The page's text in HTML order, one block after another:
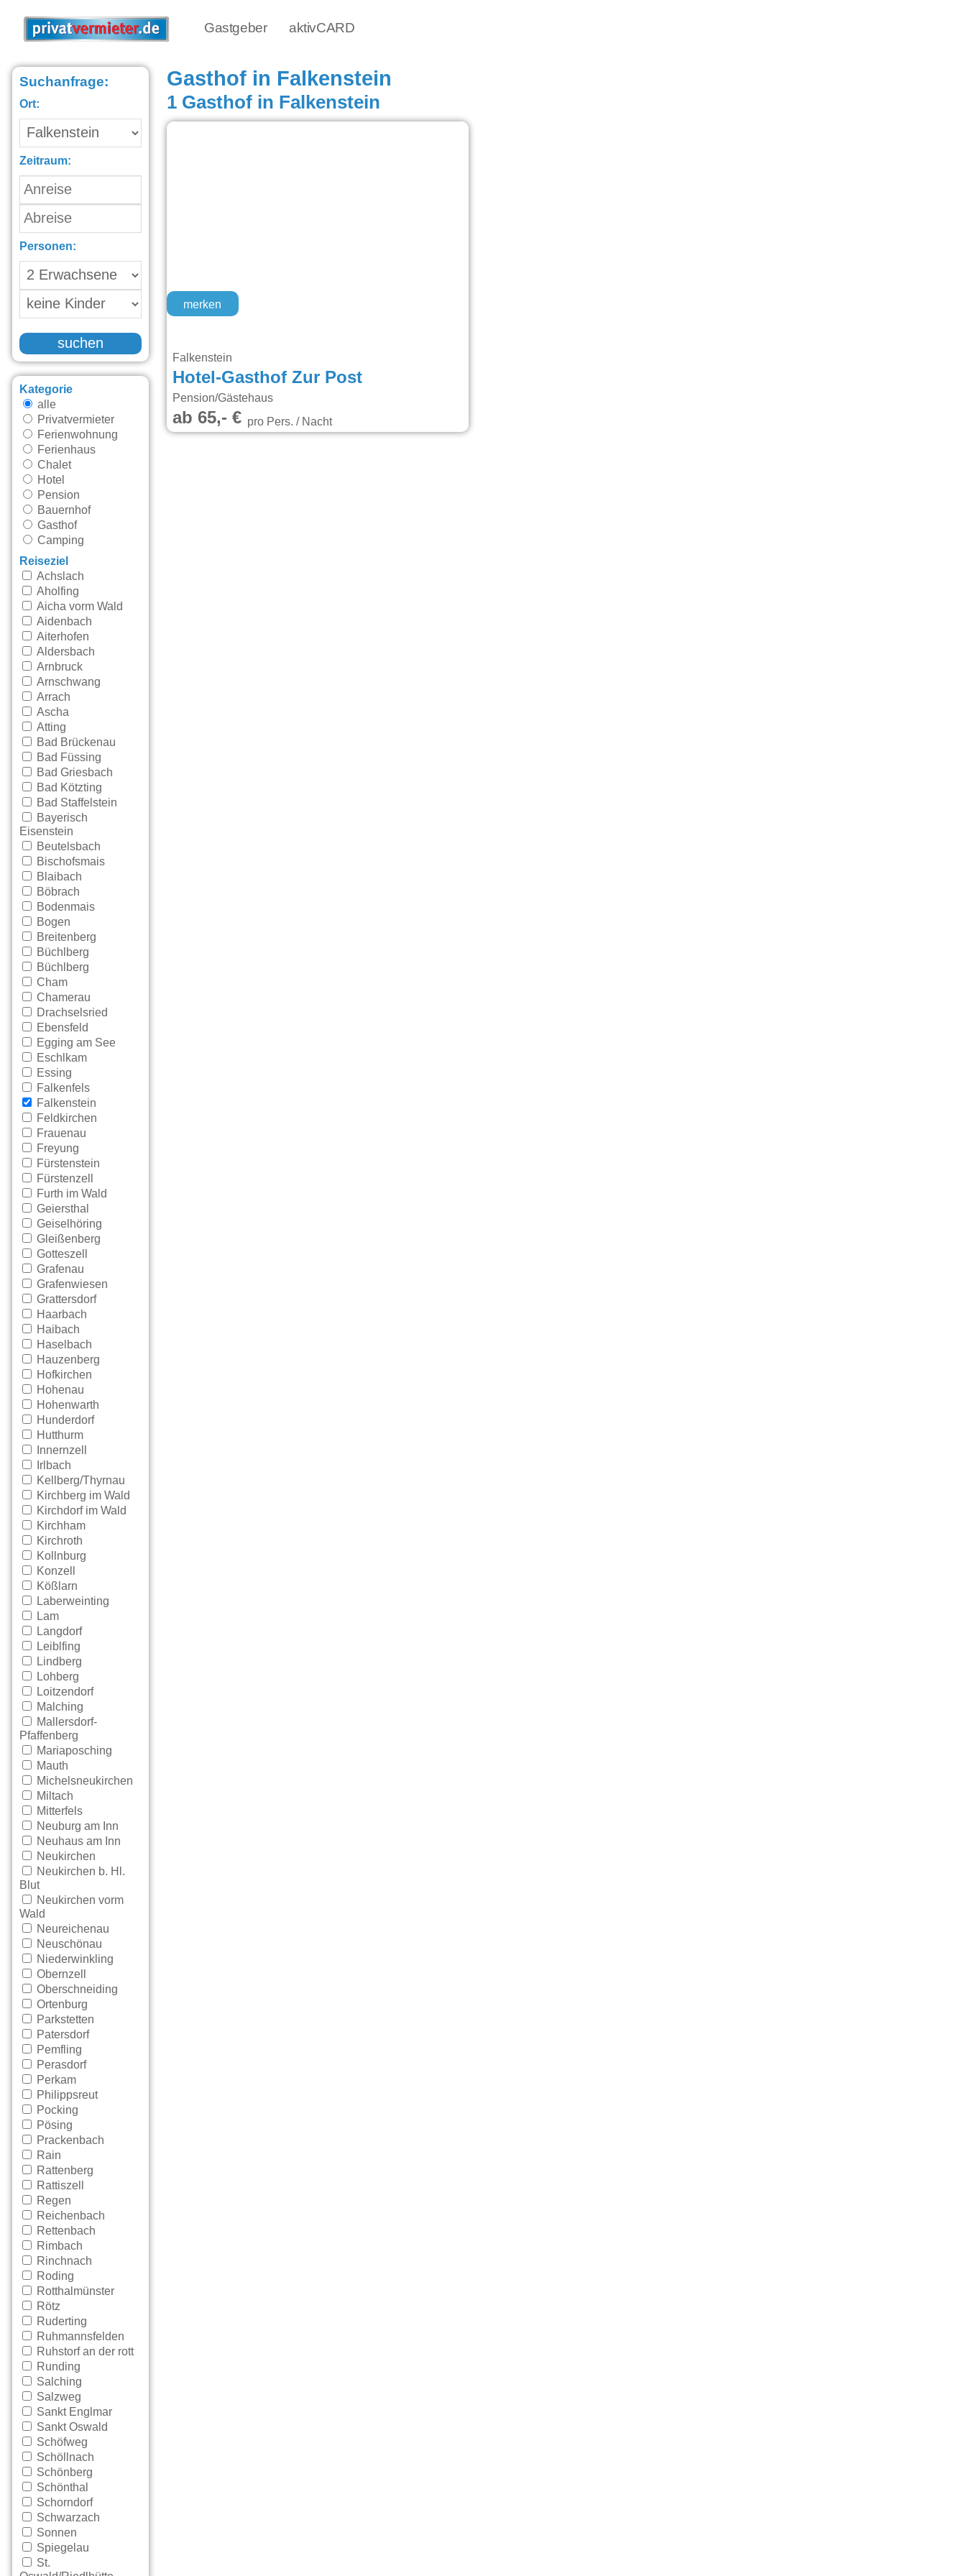
Gastgeber aktivCARD
Suchanfrage:
Ort:
Zeitraum:
Personen:
suchen
Kategorie
alle
Privatvermieter
Ferienwohnung
Ferienhaus
Chalet
Hotel
Pension
Bauernhof
Gasthof
Camping
Reiseziel
Achslach
Aholfing
Aicha vorm Wald
Aidenbach
Aiterhofen
Aldersbach
Arnbruck
Arnschwang
Arrach
Ascha
Atting
Bad Brückenau
Bad Füssing
Bad Griesbach
Bad Kötzting
Bad Staffelstein
Bayerisch
Eisenstein
Beutelsbach
Bischofsmais
Blaibach
Böbrach
Bodenmais
Bogen
Breitenberg
Büchlberg
Büchlberg
Cham
Chamerau
Drachselsried
Ebensfeld
Egging am See
Eschlkam
Essing
Falkenfels
Falkenstein
Feldkirchen
Frauenau
Freyung
Fürstenstein
Fürstenzell
Furth im Wald
Geiersthal
Geiselhöring
Gleißenberg
Gotteszell
Grafenau
Grafenwiesen
Grattersdorf
Haarbach
Haibach
Haselbach
Hauzenberg
Hofkirchen
Hohenau
Hohenwarth
Hunderdorf
Hutthurm
Innernzell
Irlbach
Kellberg/Thyrnau
Kirchberg im Wald
Kirchdorf im Wald
Kirchham
Kirchroth
Kollnburg
Konzell
Kößlarn
Laberweinting
Lam
Langdorf
Leiblfing
Lindberg
Lohberg
Loitzendorf
Malching
Mallersdorf-
Pfaffenberg
Mariaposching
Mauth
Michelsneukirchen
Miltach
Mitterfels
Neuburg am Inn
Neuhaus am Inn
Neukirchen
Neukirchen b. Hl.
Blut
Neukirchen vorm
Wald
Neureichenau
Neuschönau
Niederwinkling
Obernzell
Oberschneiding
Ortenburg
Parkstetten
Patersdorf
Pemfling
Perasdorf
Perkam
Philippsreut
Pocking
Pösing
Prackenbach
Rain
Rattenberg
Rattiszell
Regen
Reichenbach
Rettenbach
Rimbach
Rinchnach
Roding
Rotthalmünster
Rötz
Ruderting
Ruhmannsfelden
Ruhstorf an der rott
Runding
Salching
Salzweg
Sankt Englmar
Sankt Oswald
Schöfweg
Schöllnach
Schönberg
Schönthal
Schorndorf
Schwarzach
Sonnen
Spiegelau
St.
Gasthof in Falkenstein
1 Gasthof in Falkenstein
merken
Falkenstein
Hotel-Gasthof Zur Post
Pension/Gästehaus
ab 65,- € pro Pers. / Nacht